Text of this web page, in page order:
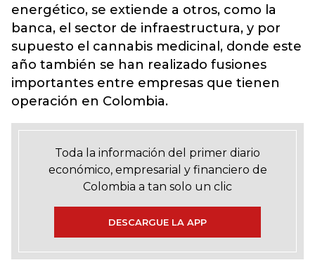
energético, se extiende a otros, como la
banca, el sector de infraestructura, y por
supuesto el cannabis medicinal, donde este
año también se han realizado fusiones
importantes entre empresas que tienen
operación en Colombia.
Toda la información del primer diario
económico, empresarial y financiero de
Colombia a tan solo un clic
DESCARGUE LA APP